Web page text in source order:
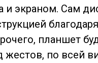
и экраном. Сам
планшет
по всей